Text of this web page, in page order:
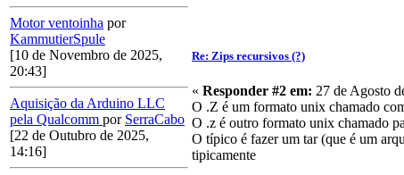
Motor ventoinha por
KammutierSpule
[10 de Novembro de 2025,
20:43]
Aquisição da Arduino LLC
pela Qualcomm por SerraCabo
[22 de Outubro de 2025,
14:16]
Re: Zips recursivos (?)
« Responder #2 em: 27 de Agosto
O .Z é um formato unix chamado
O .z é outro formato unix chamado
O típico é fazer um tar (que é um
tipicamente